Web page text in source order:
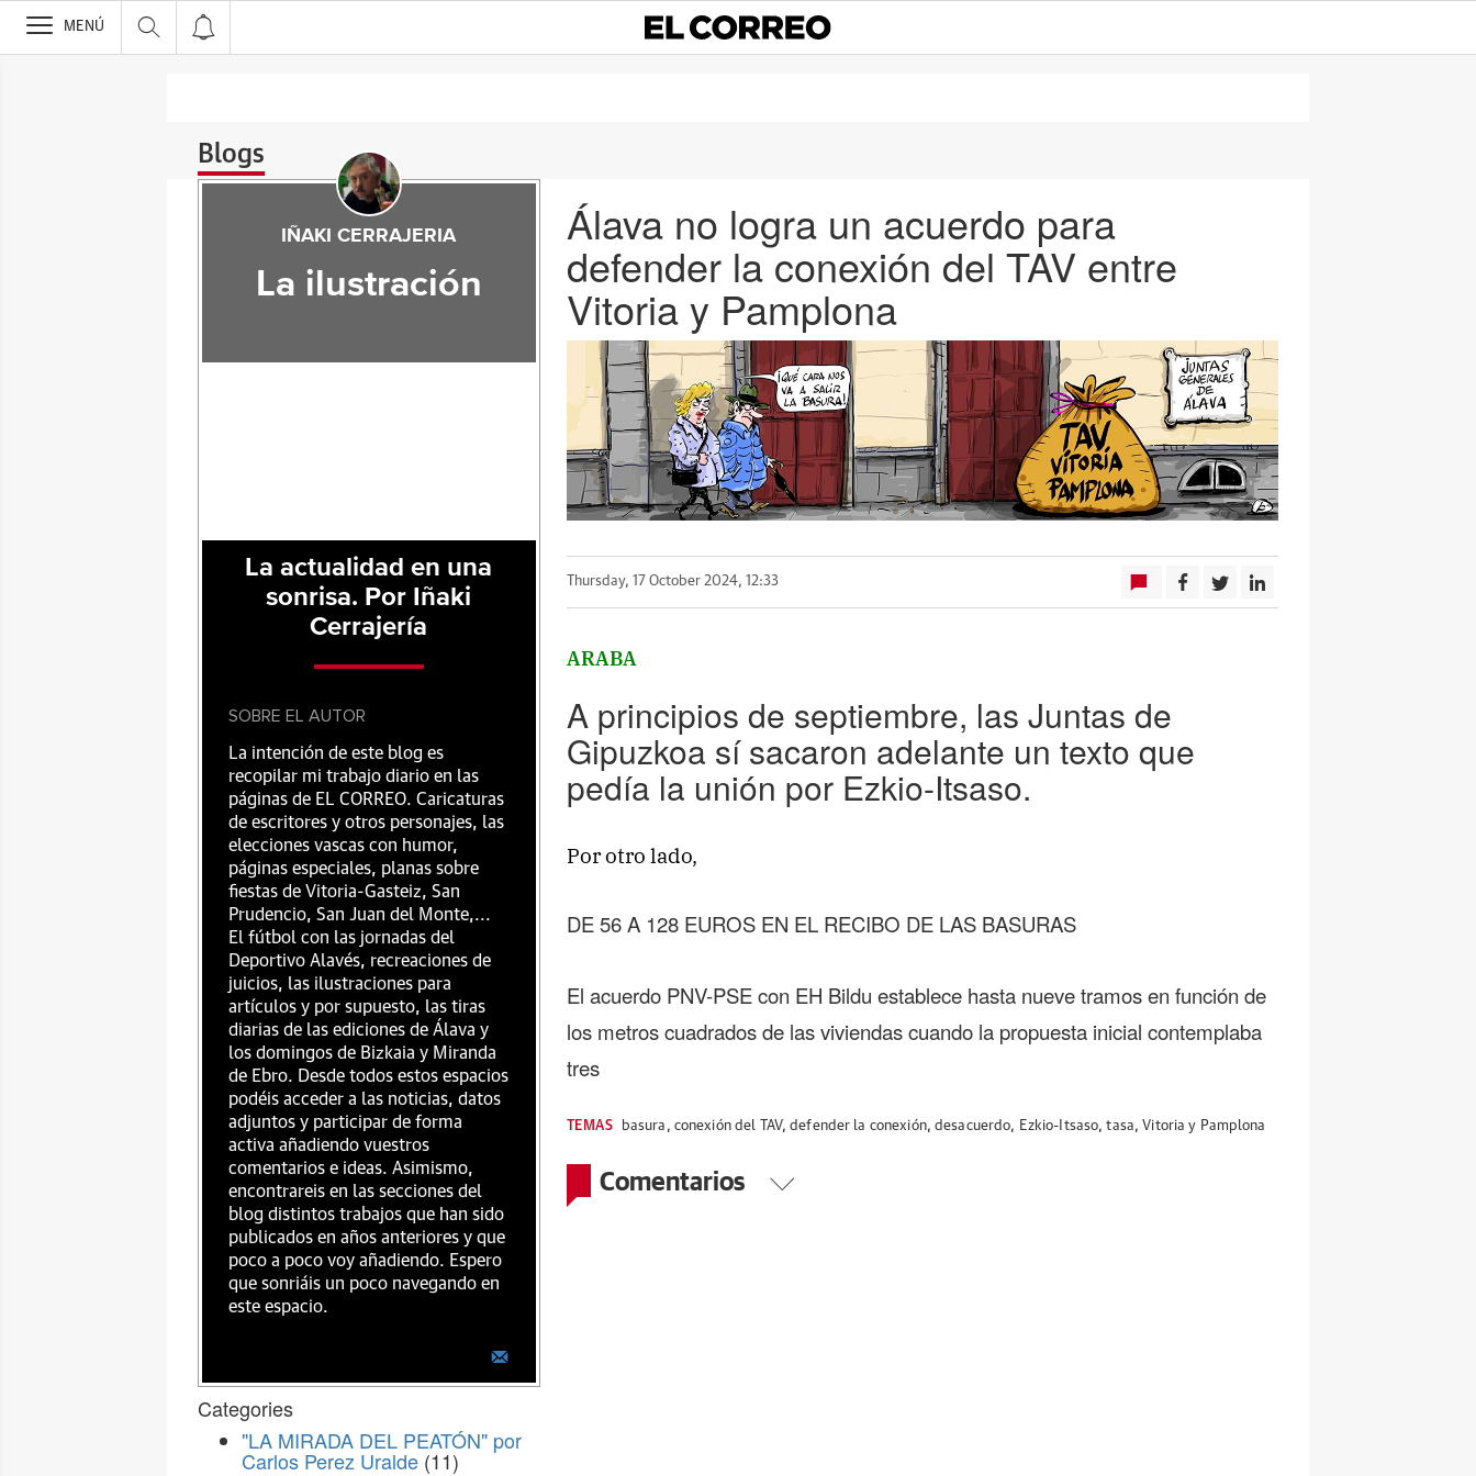
>
MENÚ
Blogs
Álava no logra un acuerdo para
defender la conexión del TAV entre
Vitoria y Pamplona
Thursday, 17 October 2024, 12:33
ARABA
A principios de septiembre, las Juntas de
Gipuzkoa sí sacaron adelante un texto que
pedía la unión por Ezkio-Itsaso.
Por otro lado,
DE 56 A 128 EUROS EN EL RECIBO DE LAS BASURAS
El acuerdo PNV-PSE con EH Bildu establece hasta nueve tramos en función de
los metros cuadrados de las viviendas cuando la propuesta inicial contemplaba
tres
TEMAS basura , conexión del TAV,defender la conexión,desacuerdo, Ezkio-Itsaso,tasa,Vitoria y Pamplona
Comentarios
IÑAKI CERRAJERIA
La ilustración
La actualidad en una
sonrisa. Por Iñaki
Cerrajería
SOBRE EL AUTOR
La intención de este blog es
recopilar mi trabajo diario en las
páginas de EL CORREO. Caricaturas
de escritores y otros personajes, las
elecciones vascas con humor,
páginas especiales, planas sobre
fiestas de Vitoria-Gasteiz, San
Prudencio, San Juan del Monte,...
El fútbol con las jornadas del
Deportivo Alavés, recreaciones de
juicios, las ilustraciones para
artículos y por supuesto, las tiras
diarias de las ediciones de Álava y
los domingos de Bizkaia y Miranda
de Ebro. Desde todos estos espacios
podéis acceder a las noticias, datos
adjuntos y participar de forma
activa añadiendo vuestros
comentarios e ideas. Asimismo,
encontrareis en las secciones del
blog distintos trabajos que han sido
publicados en años anteriores y que
poco a poco voy añadiendo. Espero
que sonriáis un poco navegando en
este espacio.
Categories
"LA MIRADA DEL PEATÓN" por
Carlos Perez Uralde (11)